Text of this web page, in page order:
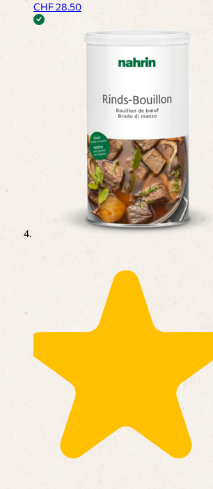
CHF28.50